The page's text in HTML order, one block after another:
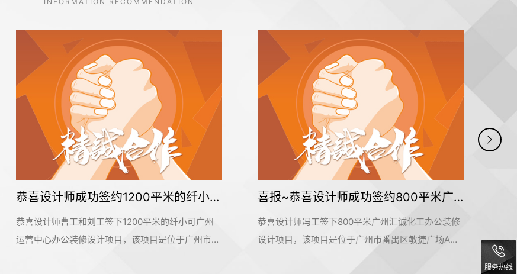
恭喜设计师成功签约1200平米的纤小可广州运营中心办公定制装修项目
恭喜设计师曹工和刘工签下1200平米的纤小可广州
运营中心办公装修设计项目，该项目是位于广州市花
喜报~恭喜设计师成功签约800平米广州汇诚化工办公定制装修项目
恭喜设计师冯工签下800平米广州汇诚化工办公装修
设计项目，该项目是位于广州市番禺区敏捷广场A
办
新
服务热线